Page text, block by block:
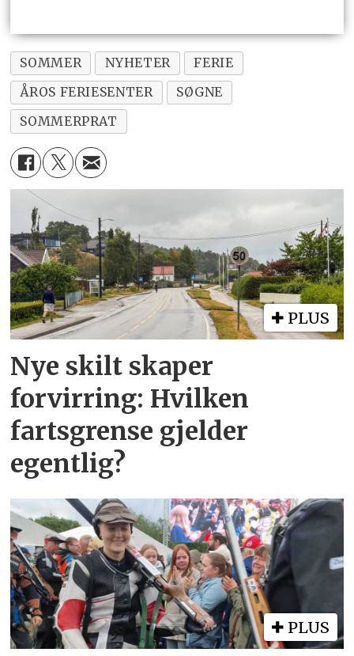
SOMMER NYHETER
FERIE
ÅROS FERIESENTER
SØGNE
SOMMERPRAT
PLUS
Nye skilt skaper
forvirring: Hvilken
fartsgrense gjelder
egentlig?
PLUS